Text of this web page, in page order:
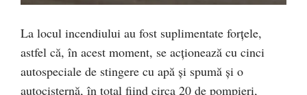
La locul incendiului au fost suplimentate forțele,
astfel că, în acest moment, se acționează cu cinci
autospeciale de stingere cu apă și spumă și o
autocisternă, în total fiind circa 20 de pompieri,